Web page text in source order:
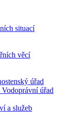
situací
věcí
úřad
úřad
a služeb